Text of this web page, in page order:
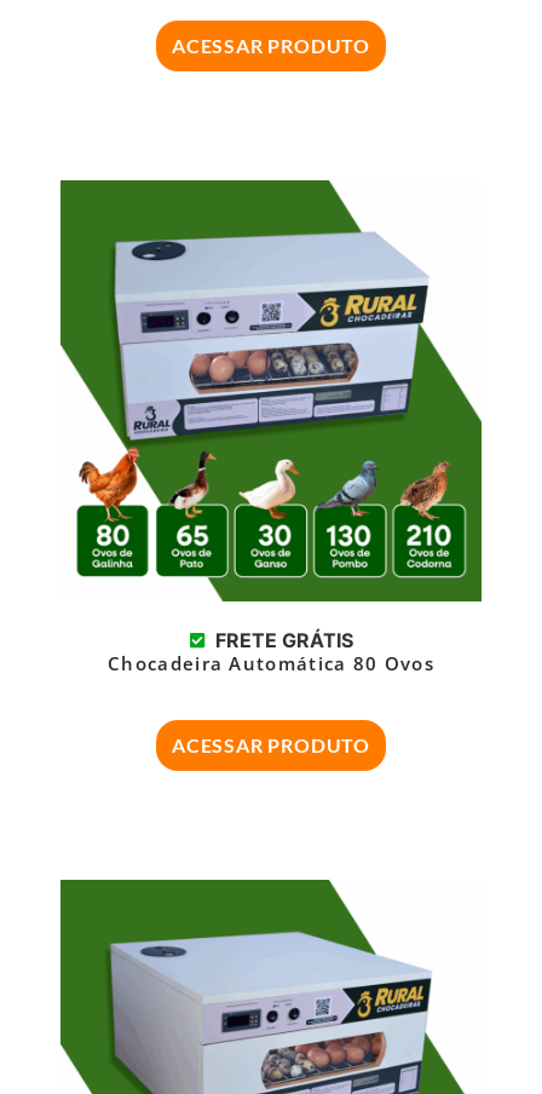
ACESSAR PRODUTO
FRETE GRÁTIS
Chocadeira Automática 80 Ovos
ACESSAR PRODUTO